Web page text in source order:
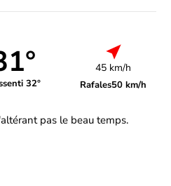
32°
45 km/h
Rafales50 km/h
pas le beau temps.